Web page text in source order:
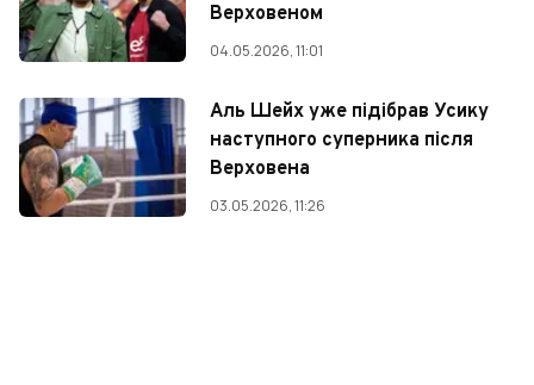
Верховеном
04.05.2026, 11:01
Аль Шейх уже підібрав Усику
наступного суперника після
Верховена
03.05.2026, 11:26